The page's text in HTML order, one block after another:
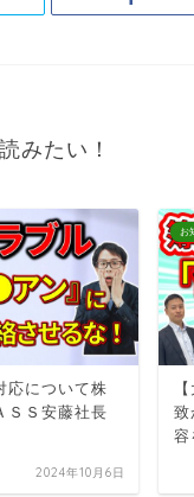
みたい！
応について株
ＳＳ安藤社長
2024年10月6日
お
致
容